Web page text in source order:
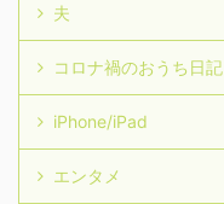
夫
コロナ禍のおうち日記
iPhone/iPad
エンタメ